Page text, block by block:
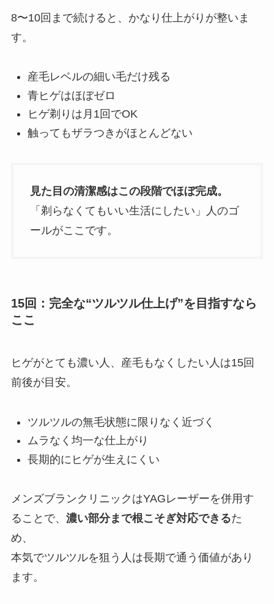
8〜10回まで続けると、かなり仕上がりが整いま
す。
産毛レベルの細い毛だけ残る
青ヒゲはほぼゼロ
ヒゲ剃りは月1回でOK
触ってもザラつきがほとんどない
見た目の清潔感はこの段階でほぼ完成。
「剃らなくてもいい生活にしたい」人のゴ
ールがここです。
15回：完全な“ツルツル仕上げ”を目指すなら
ここ
ヒゲがとても濃い人、産毛もなくしたい人は15回
前後が目安。
ツルツルの無毛状態に限りなく近づく
ムラなく均一な仕上がり
長期的にヒゲが生えにくい
メンズブランクリニックはYAGレーザーを併用す
ることで、 濃い部分まで根こそぎ対応できるた
め、
本気でツルツルを狙う人は長期で通う価値があり
ます。